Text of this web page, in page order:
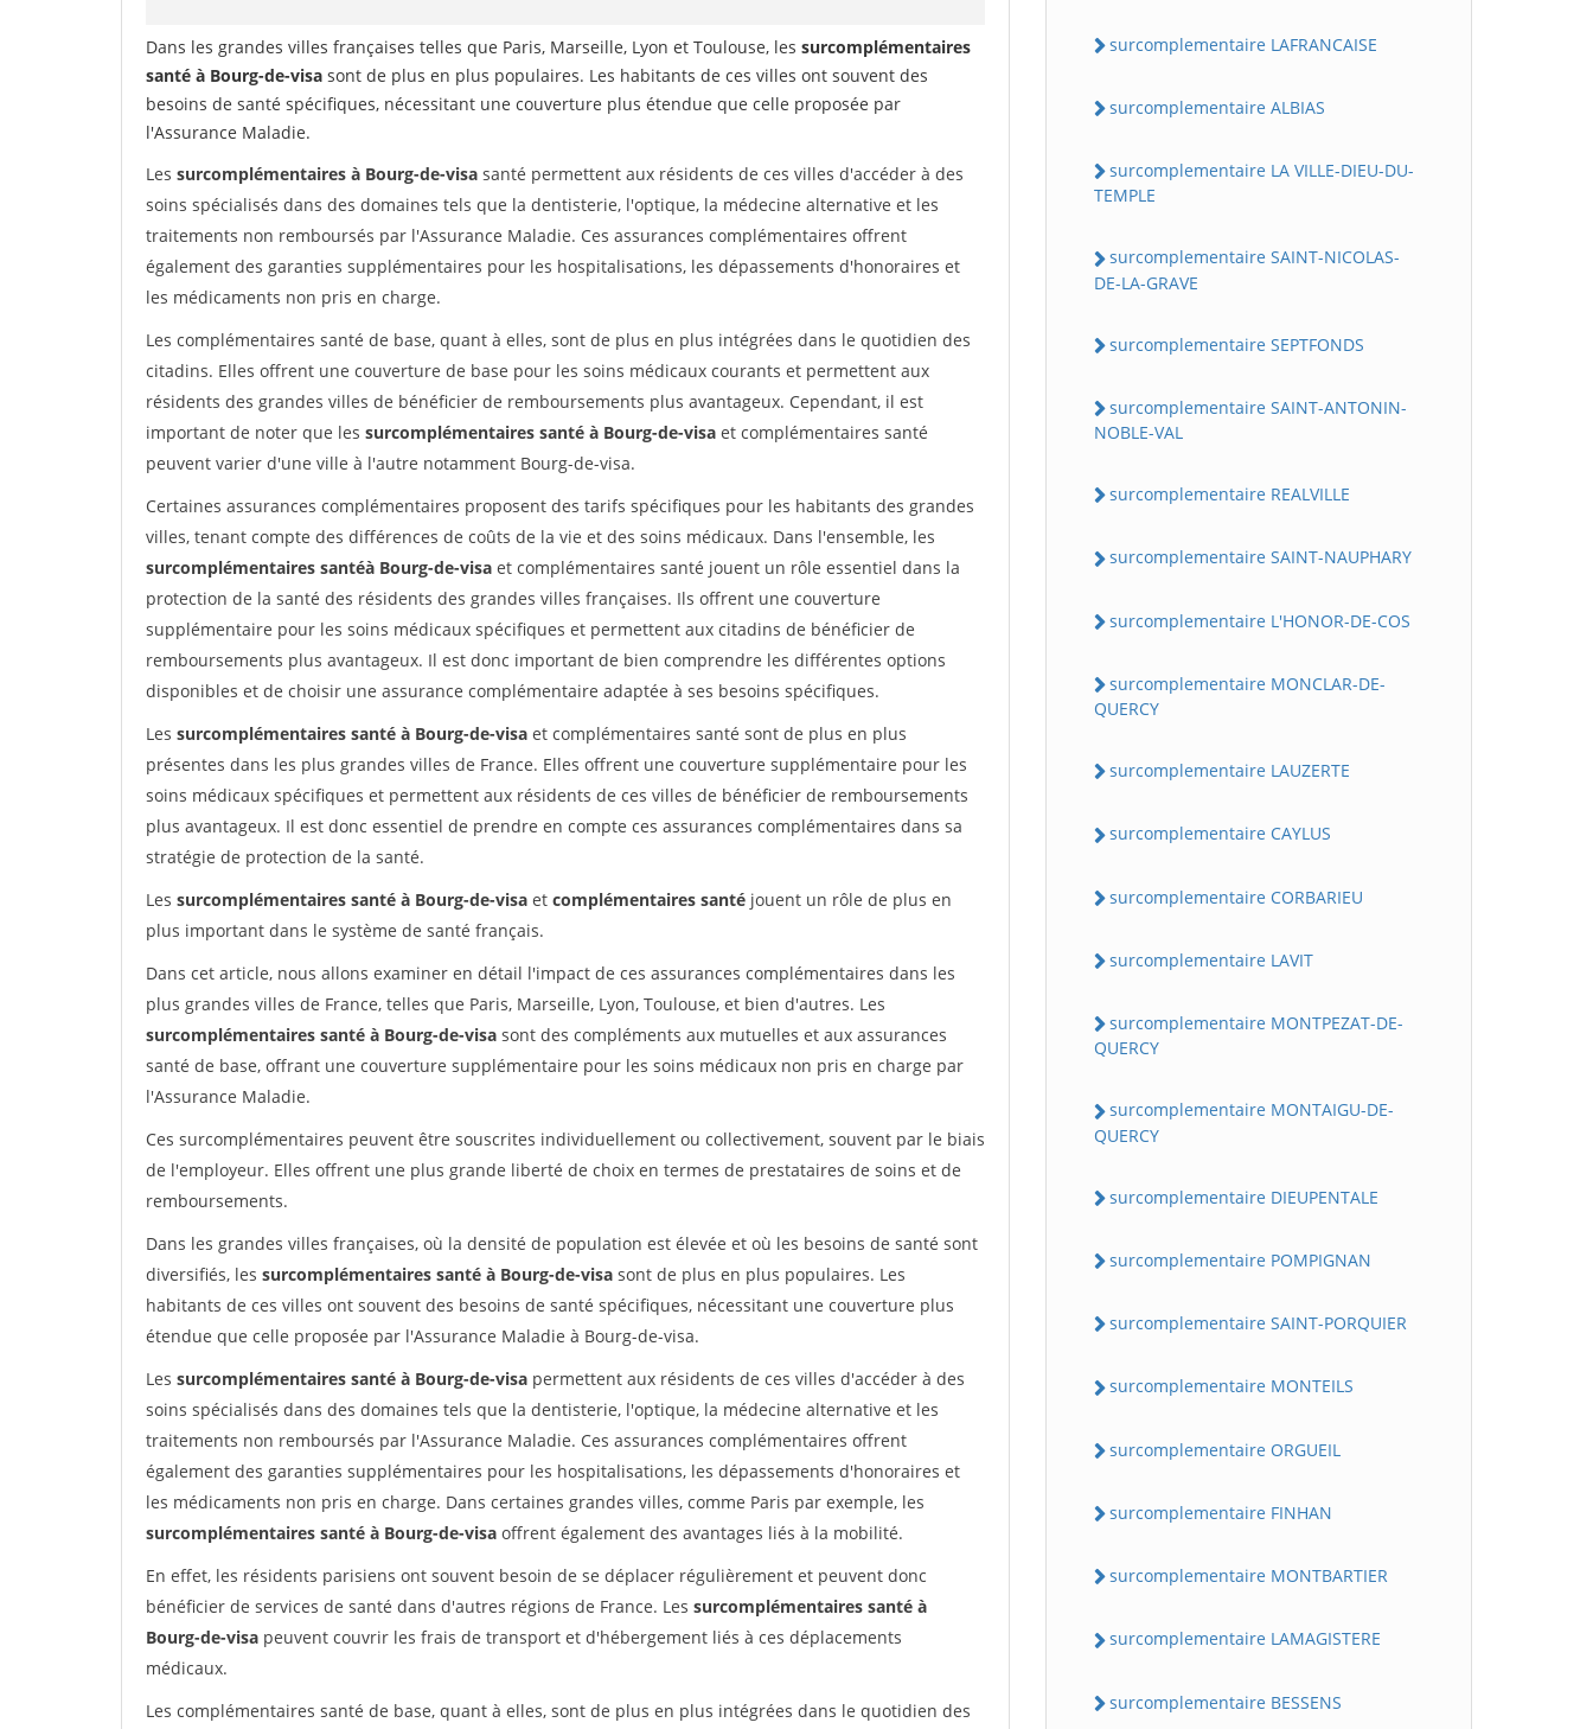
Dans les grandes villes françaises telles que Paris, Marseille, Lyon et Toulouse, les surcomplémentaires
santé à Bourg-de-visa sont de plus en plus populaires. Les habitants de ces villes ont souvent des
besoins de santé spécifiques, nécessitant une couverture plus étendue que celle proposée par
l'Assurance Maladie.
Les surcomplémentaires à Bourg-de-visa santé permettent aux résidents de ces villes d'accéder à des
soins spécialisés dans des domaines tels que la dentisterie, l'optique, la médecine alternative et les
traitements non remboursés par l'Assurance Maladie. Ces assurances complémentaires offrent
également des garanties supplémentaires pour les hospitalisations, les dépassements d'honoraires et
les médicaments non pris en charge.
Les complémentaires santé de base, quant à elles, sont de plus en plus intégrées dans le quotidien des
citadins. Elles offrent une couverture de base pour les soins médicaux courants et permettent aux
résidents des grandes villes de bénéficier de remboursements plus avantageux. Cependant, il est
important de noter que les surcomplémentaires santé à Bourg-de-visa et complémentaires santé
peuvent varier d'une ville à l'autre notamment Bourg-de-visa.
Certaines assurances complémentaires proposent des tarifs spécifiques pour les habitants des grandes
villes, tenant compte des différences de coûts de la vie et des soins médicaux. Dans l'ensemble, les
surcomplémentaires santéà Bourg-de-visa et complémentaires santé jouent un rôle essentiel dans la
protection de la santé des résidents des grandes villes françaises. Ils offrent une couverture
supplémentaire pour les soins médicaux spécifiques et permettent aux citadins de bénéficier de
remboursements plus avantageux. Il est donc important de bien comprendre les différentes options
disponibles et de choisir une assurance complémentaire adaptée à ses besoins spécifiques.
Les surcomplémentaires santé à Bourg-de-visa et complémentaires santé sont de plus en plus
présentes dans les plus grandes villes de France. Elles offrent une couverture supplémentaire pour les
soins médicaux spécifiques et permettent aux résidents de ces villes de bénéficier de remboursements
plus avantageux. Il est donc essentiel de prendre en compte ces assurances complémentaires dans sa
stratégie de protection de la santé.
Les surcomplémentaires santé à Bourg-de-visa et complémentaires santé jouent un rôle de plus en
plus important dans le système de santé français.
Dans cet article, nous allons examiner en détail l'impact de ces assurances complémentaires dans les
plus grandes villes de France, telles que Paris, Marseille, Lyon, Toulouse, et bien d'autres. Les
surcomplémentaires santé à Bourg-de-visa sont des compléments aux mutuelles et aux assurances
santé de base, offrant une couverture supplémentaire pour les soins médicaux non pris en charge par
l'Assurance Maladie.
Ces surcomplémentaires peuvent être souscrites individuellement ou collectivement, souvent par le biais
de l'employeur. Elles offrent une plus grande liberté de choix en termes de prestataires de soins et de
remboursements.
Dans les grandes villes françaises, où la densité de population est élevée et où les besoins de santé sont
diversifiés, les surcomplémentaires santé à Bourg-de-visa sont de plus en plus populaires. Les
habitants de ces villes ont souvent des besoins de santé spécifiques, nécessitant une couverture plus
étendue que celle proposée par l'Assurance Maladie à Bourg-de-visa.
Les surcomplémentaires santé à Bourg-de-visa permettent aux résidents de ces villes d'accéder à des
soins spécialisés dans des domaines tels que la dentisterie, l'optique, la médecine alternative et les
traitements non remboursés par l'Assurance Maladie. Ces assurances complémentaires offrent
également des garanties supplémentaires pour les hospitalisations, les dépassements d'honoraires et
les médicaments non pris en charge. Dans certaines grandes villes, comme Paris par exemple, les
surcomplémentaires santé à Bourg-de-visa offrent également des avantages liés à la mobilité.
En effet, les résidents parisiens ont souvent besoin de se déplacer régulièrement et peuvent donc
bénéficier de services de santé dans d'autres régions de France. Les surcomplémentaires santé à
Bourg-de-visa peuvent couvrir les frais de transport et d'hébergement liés à ces déplacements
médicaux.
Les complémentaires santé de base, quant à elles, sont de plus en plus intégrées dans le quotidien des
surcomplementaire LAFRANCAISE
surcomplementaire ALBIAS
surcomplementaire LA VILLE-DIEU-DU-
TEMPLE
surcomplementaire SAINT-NICOLAS-
DE-LA-GRAVE
surcomplementaire SEPTFONDS
surcomplementaire SAINT-ANTONIN-
NOBLE-VAL
surcomplementaire REALVILLE
surcomplementaire SAINT-NAUPHARY
surcomplementaire L'HONOR-DE-COS
surcomplementaire MONCLAR-DE-
QUERCY
surcomplementaire LAUZERTE
surcomplementaire CAYLUS
surcomplementaire CORBARIEU
surcomplementaire LAVIT
surcomplementaire MONTPEZAT-DE-
QUERCY
surcomplementaire MONTAIGU-DE-
QUERCY
surcomplementaire DIEUPENTALE
surcomplementaire POMPIGNAN
surcomplementaire SAINT-PORQUIER
surcomplementaire MONTEILS
surcomplementaire ORGUEIL
surcomplementaire FINHAN
surcomplementaire MONTBARTIER
surcomplementaire LAMAGISTERE
surcomplementaire BESSENS